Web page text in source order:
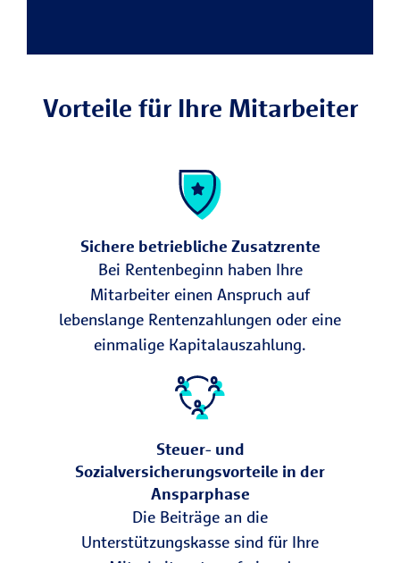
Vorteile für Ihre Mitarbeiter
Sichere betriebliche Zusatzrente
Bei Rentenbeginn haben Ihre
Mitarbeiter einen Anspruch auf
lebenslange Rentenzahlungen oder eine
einmalige Kapitalauszahlung.
Steuer- und
Sozialversicherungsvorteile in der
Ansparphase
Die Beiträge an die
Unterstützungskasse sind für Ihre